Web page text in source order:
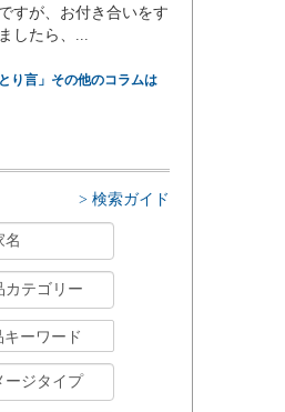
すが、お付き合いをす
したら、...
り言」その他のコラムは
> 検索ガイド